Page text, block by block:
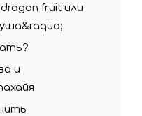
fruit или
и